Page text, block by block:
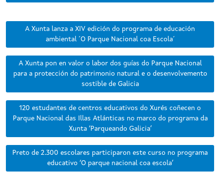
A Xunta lanza a XIV edición do programa de educación
ambiental ´O Parque Nacional coa Escola´
A Xunta pon en valor o labor dos guías do Parque Nacional
para a protección do patrimonio natural e o desenvolvemento
sostible de Galicia
120 estudantes de centros educativos do Xurés coñecen o
Parque Nacional das Illas Atlánticas no marco do programa da
Xunta ‘Parqueando Galicia’
Preto de 2.300 escolares participaron este curso no programa
educativo ‘O parque nacional coa escola’